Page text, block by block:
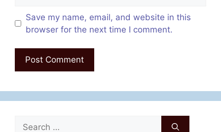
Save my name, email, and website in this
browser for the next time I comment.
Search